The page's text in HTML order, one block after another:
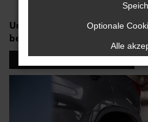
Unser Fachpersonal freut sich
beraten zu dürfen.
JETZT TERMIN BUCHEN
Optionale
Alle